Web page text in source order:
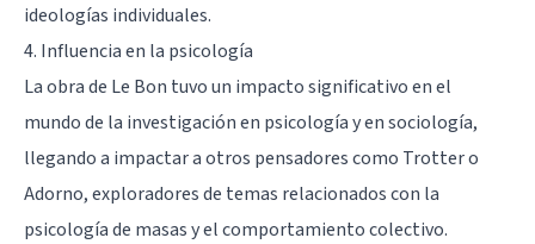
ideologías individuales.
4. Influencia en la psicología
La obra de Le Bon tuvo un impacto significativo en el
mundo de la investigación en psicología y en sociología,
llegando a impactar a otros pensadores como Trotter o
Adorno, exploradores de temas relacionados con la
psicología de masas y el comportamiento colectivo.